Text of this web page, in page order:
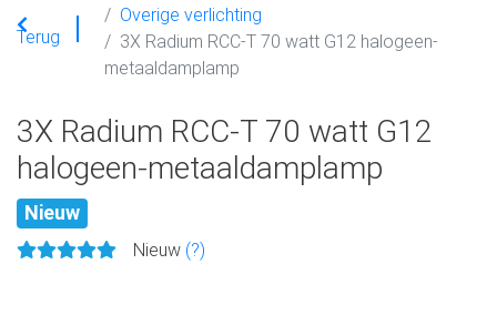
Terug
Overige verlichting
3X Radium RCC-T 70 watt G12 halogeen-
metaaldamplamp
3X Radium RCC-T 70 watt G12
halogeen-metaaldamplamp
Nieuw
Nieuw (?)